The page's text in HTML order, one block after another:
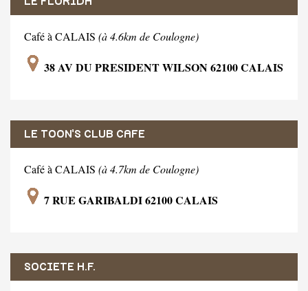
Café à CALAIS (à 4.6km de Coulogne)
38 AV DU PRESIDENT WILSON 62100 CALAIS
LE TOON'S CLUB CAFE
Café à CALAIS (à 4.7km de Coulogne)
7 RUE GARIBALDI 62100 CALAIS
SOCIETE H.F.